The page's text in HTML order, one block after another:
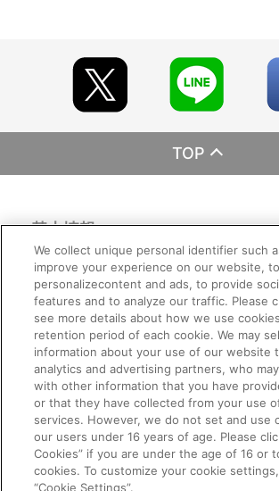
TOP
基本情報
利用規約 特定商取引法に基づく表示 プライバシーポリ
プライバシーオプション 会社概要
ご利用情報
ご利用ガイド サイトマップ お問い合わせ
Do Not Sell or Share My Personal Information
会員メニュー
ログイン 会員規約 新規会員登録
その他のご案内
公式X バンダイナムコフィルムワークス
We collect unique personal identifier such
improve your experience on our website, to
personalizecontent and ads, to provide
features and to analyze our traffic. Please
see more details about how we use
retention period of each cookie. We may
information about your use of our website
analytics and advertising partners, who
with other information that you have
or that they have collected from your use
services. However, we do not set and use
our users under 16 years of age. Please
Cookies” if you are under the age of 16 or
cookies. To customize your cookie
“Cookie Settings”.